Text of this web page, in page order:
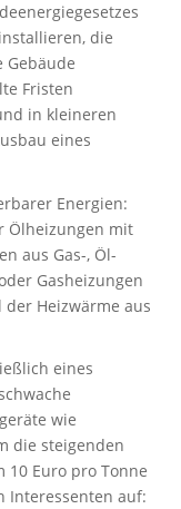
die
Gebäude
Fristen
in kleineren
eines
Energien:
Ölheizungen mit
aus Gas-, Öl-
Gasheizungen
Heizwärme aus
eines
wie
die steigenden
10 Euro pro Tonne
Interessenten auf: